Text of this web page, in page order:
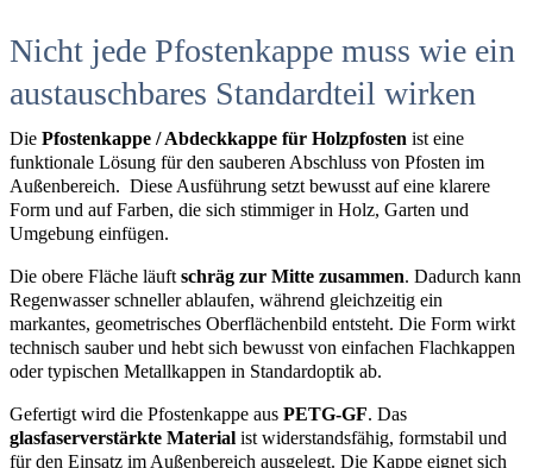
Nicht jede Pfostenkappe muss wie ein
austauschbares Standardteil wirken
Die Pfostenkappe / Abdeckkappe für Holzpfosten ist eine
funktionale Lösung für den sauberen Abschluss von Pfosten im
Außenbereich. Diese Ausführung setzt bewusst auf eine klarere
Form und auf Farben, die sich stimmiger in Holz, Garten und
Umgebung einfügen.
Die obere Fläche läuft schräg zur Mitte zusammen. Dadurch kann
Regenwasser schneller ablaufen, während gleichzeitig ein
markantes, geometrisches Oberflächenbild entsteht. Die Form wirkt
technisch sauber und hebt sich bewusst von einfachen Flachkappen
oder typischen Metallkappen in Standardoptik ab.
Gefertigt wird die Pfostenkappe aus PETG-GF. Das
glasfaserverstärkte Material ist widerstandsfähig, formstabil und
für den Einsatz im Außenbereich ausgelegt. Die Kappe eignet sich